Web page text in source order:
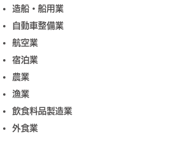
造船・船用業
自動車整備業
航空業
宿泊業
農業
漁業
飲食料品製造業
​外食業